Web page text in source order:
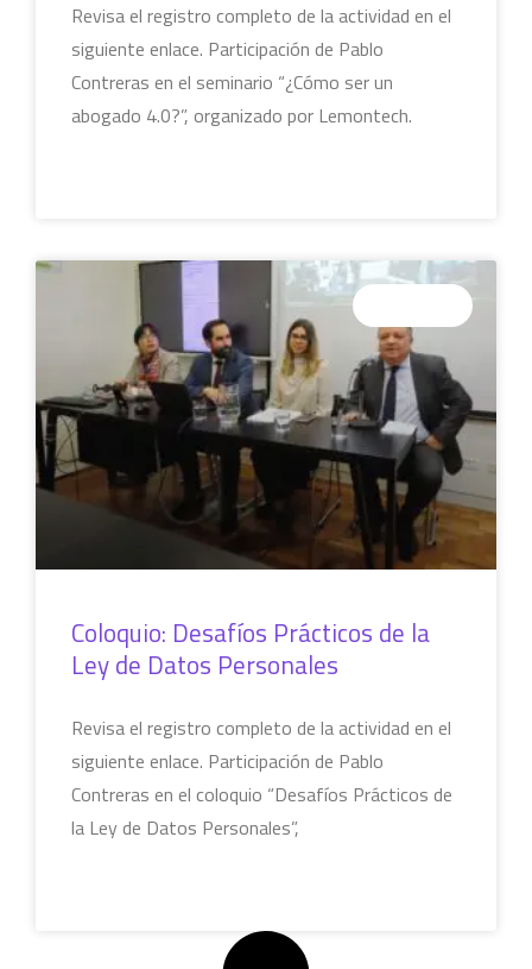
Revisa el registro completo de la actividad en el
siguiente enlace. Participación de Pablo
Contreras en el seminario “¿Cómo ser un
abogado 4.0?”, organizado por Lemontech.
Coloquio: Desafíos Prácticos de la
Ley de Datos Personales
Revisa el registro completo de la actividad en el
siguiente enlace. Participación de Pablo
Contreras en el coloquio “Desafíos Prácticos de
la Ley de Datos Personales”,